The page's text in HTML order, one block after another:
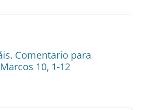
Comentario para
10, 1-12